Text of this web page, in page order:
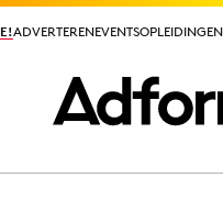
ADVERTERENEVENTSOPLEIDINGEN
ADVERTERENEVENTSOPLEIDINGEN